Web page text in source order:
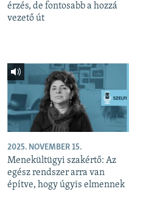
érzés, de fontosabb a hozzá
vezető út
2025. NOVEMBER 15.
Menekültügyi szakértő: Az
egész rendszer arra van
építve, hogy úgyis elmennek